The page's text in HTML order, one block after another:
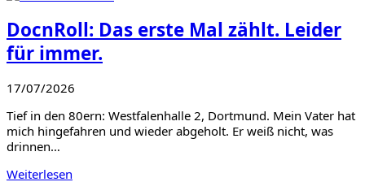
DocnRoll: Das erste Mal zählt. Leider
für immer.
17/07/2026
Tief in den 80ern: Westfalenhalle 2, Dortmund. Mein Vater hat
mich hingefahren und wieder abgeholt. Er weiß nicht, was
drinnen…
Weiterlesen